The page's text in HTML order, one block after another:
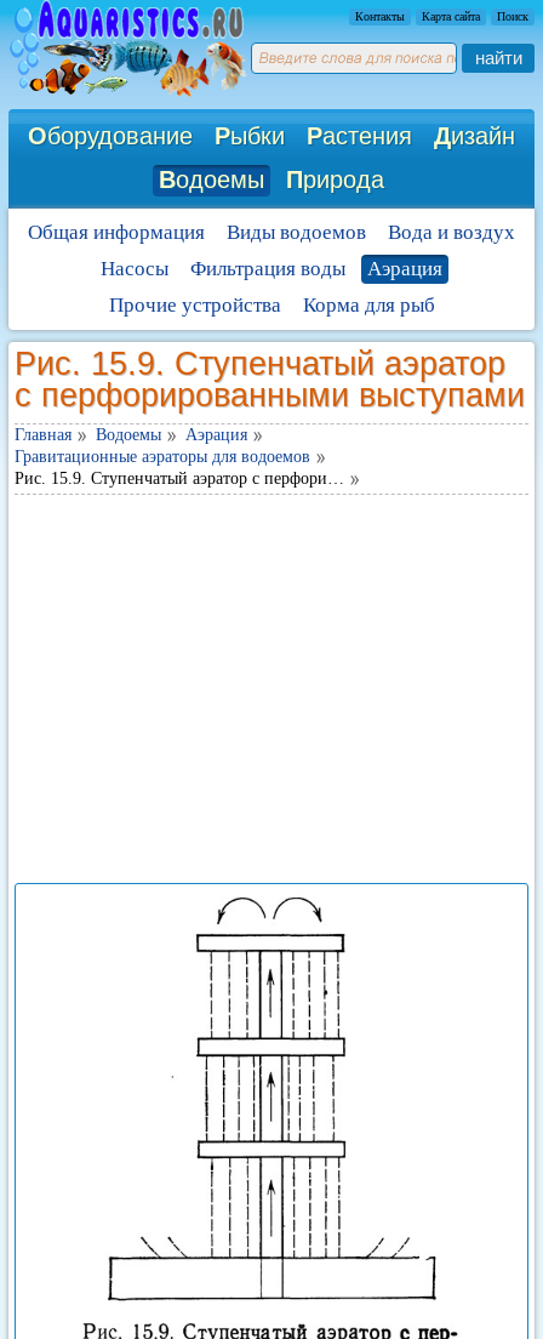
Контакты Карта сайта Поиск
найти
Оборудование Рыбки Растения Дизайн
Водоемы Природа
Общая информация Виды водоемов
Вода и воздух
Насосы
Фильтрация воды
Аэрация
Прочие устройства
Корма для рыб
Рис. 15.9. Ступенчатый аэратор
с перфорированными выступами
Главная Водоемы
Аэрация
Гравитационные аэраторы для водоемов
Рис. 15.9. Ступенчатый аэратор с перфори…